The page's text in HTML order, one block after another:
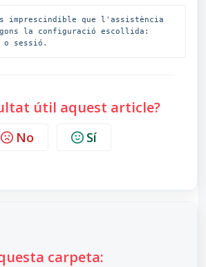
imprescindible que l'assistència
la configuració escollida:
sessió.
útil aquest article?
No Sí
carpeta: